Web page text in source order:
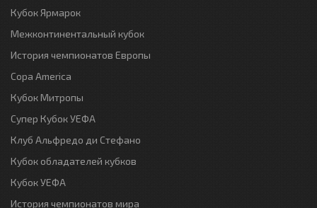
Кубок Ярмарок
Межконтинентальный кубок
История чемпионатов Европы
Copa America
Кубок Митропы
Супер Кубок УЕФА
Клуб Альфредо ди Стефано
Кубок обладателей кубков
Кубок УЕФА
История чемпионатов мира